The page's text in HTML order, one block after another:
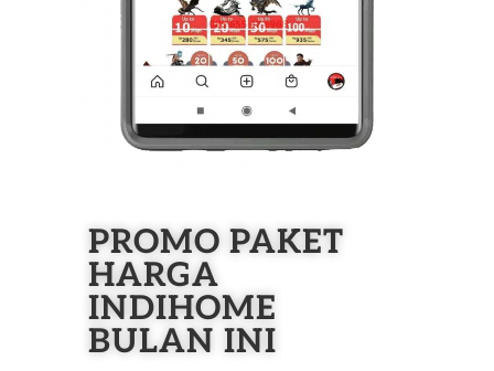
PROMO PAKET
HARGA
INDIHOME
BULAN INI